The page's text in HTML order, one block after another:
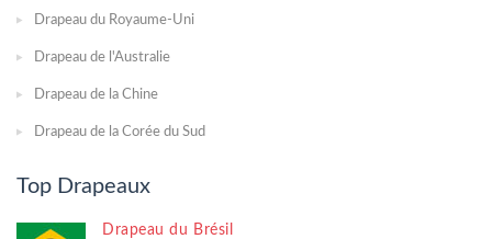
Drapeau du Royaume-Uni
Drapeau de l'Australie
Drapeau de la Chine
Drapeau de la Corée du Sud
Top Drapeaux
Drapeau du Brésil